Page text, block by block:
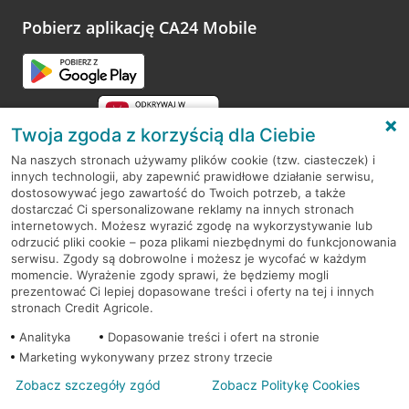
opinie.
Pobierz aplikację CA24 Mobile
RODO
Regulamin serwisu
Mapa serwisu
PolitykaCookies
© 2026 Credit Agricole Bank Polska S.A. Wszelkie prawa zastrzeżone
Twoja zgoda z korzyścią dla Ciebie
Na naszych stronach używamy plików cookie (tzw. ciasteczek) i
innych technologii, aby zapewnić prawidłowe działanie serwisu,
dostosowywać jego zawartość do Twoich potrzeb, a także
dostarczać Ci spersonalizowane reklamy na innych stronach
internetowych. Możesz wyrazić zgodę na wykorzystywanie lub
odrzucić pliki cookie – poza plikami niezbędnymi do funkcjonowania
serwisu. Zgody są dobrowolne i możesz je wycofać w każdym
momencie. Wyrażenie zgody sprawi, że będziemy mogli
prezentować Ci lepiej dopasowane treści i oferty na tej i innych
stronach Credit Agricole.
Analityka
Dopasowanie treści i ofert na stronie
Marketing wykonywany przez strony trzecie
Zobacz szczegóły zgód Zobacz Politykę Cookies